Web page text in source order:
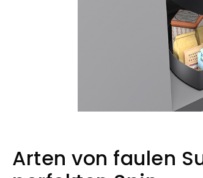
Arten von faulen